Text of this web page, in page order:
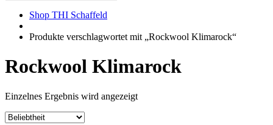
Shop THI Schaffeld
Produkte verschlagwortet mit „Rockwool Klimarock“
Rockwool Klimarock
Einzelnes Ergebnis wird angezeigt